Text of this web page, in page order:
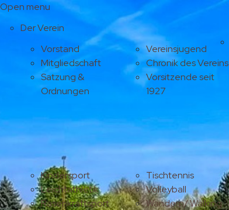
Open menu
Der Verein
Vorstand
Mitgliedschaft
Satzung &
Ordnungen
Vereinsjugend
Chronik des Vereins
Vorsitzende seit
1927
Kindersport
Leichtathletik
Rasenkraftsport
Tischtennis
Volleyball
Wandern/ Walking